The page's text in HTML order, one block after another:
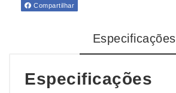
Compartilhar
Especificações
Especificações